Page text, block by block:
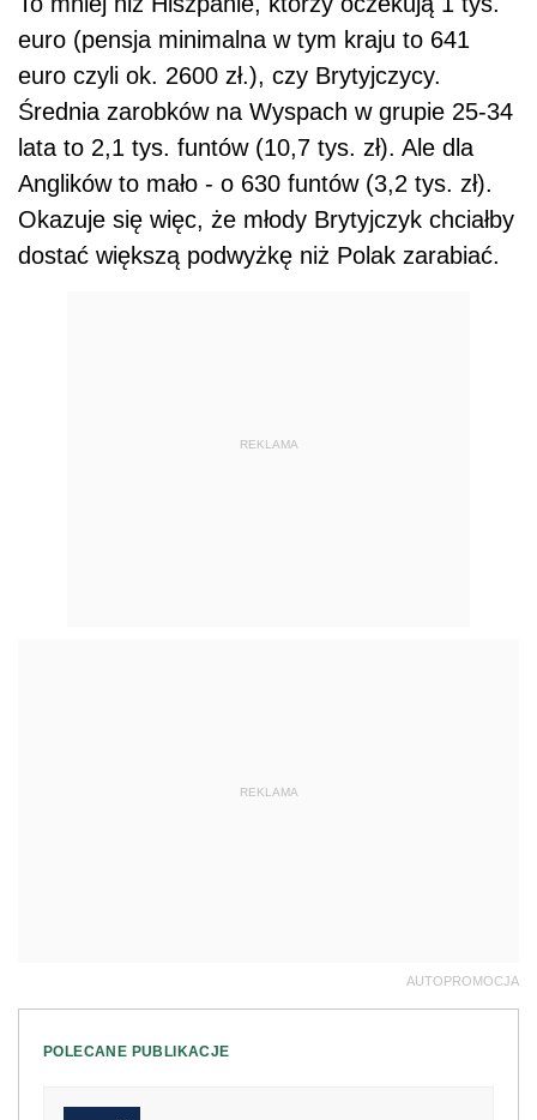
euro (pensja minimalna w tym kraju to 641
euro czyli ok. 2600 zł.), czy Brytyjczycy.
Średnia zarobków na Wyspach w grupie 25-34
lata to 2,1 tys. funtów (10,7 tys. zł). Ale dla
Anglików to mało - o 630 funtów (3,2 tys. zł).
Okazuje się więc, że młody Brytyjczyk chciałby
dostać większą podwyżkę niż Polak zarabiać.
REKLAMA
REKLAMA
AUTOPROMOCJA
POLECANE PUBLIKACJE